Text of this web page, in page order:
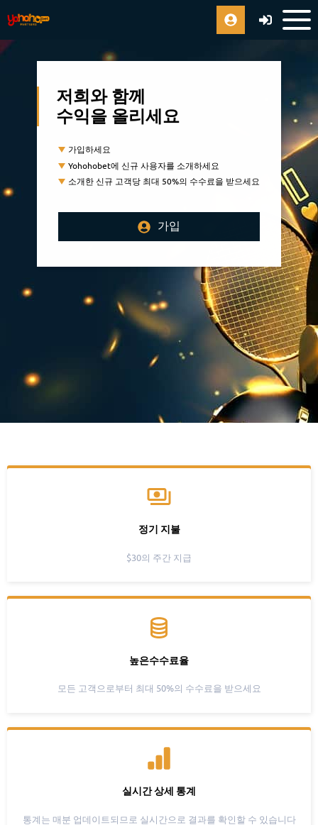
저희와 함께
수익을 올리세요
가입하세요
Yohohobet에 신규 사용자를 소개하세요
소개한 신규 고객당 최대 50%의 수수료을 받으세요
가입
정기 지불
$30의 주간 지급
높은수수료율
모든 고객으로부터 최대 50%의 수수료을 받으세요
실시간 상세 통계
통계는 매분 업데이트되므로 실시간으로 결과를 확인할 수 있습니다